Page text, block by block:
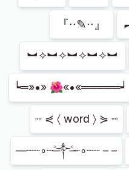
『∙∙✎∙∙』
︼✧︼✧︼✧︼✧︼
┕═»•» 🌺«•«═════┙
┈ ⋞ 〈 word 〉 ⋟ ┈
––┈┈∘┈˃̶༒˂̶┈∘┈┈ – –